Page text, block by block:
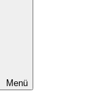
Menü